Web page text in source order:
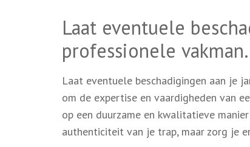
Laat eventuele
professionele vakman.
Laat eventuele beschadigingen aan je
om de expertise en vaardigheden van
op een duurzame en kwalitatieve
authenticiteit van je trap, maar zorg je